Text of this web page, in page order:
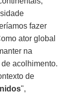
fazer
ator global
na
acolhimento.
de
",